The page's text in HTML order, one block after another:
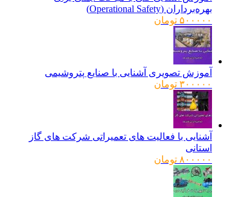
بهره‌برداران (Operational Safety)
۵۰۰۰۰۰ تومان
آموزش تصویری آشنایی با صنایع پتروشیمی
۳۰۰۰۰۰ تومان
آشنایی با فعالیت های تعمیراتی شرکت های گاز
استانی
۸۰۰۰۰۰ تومان